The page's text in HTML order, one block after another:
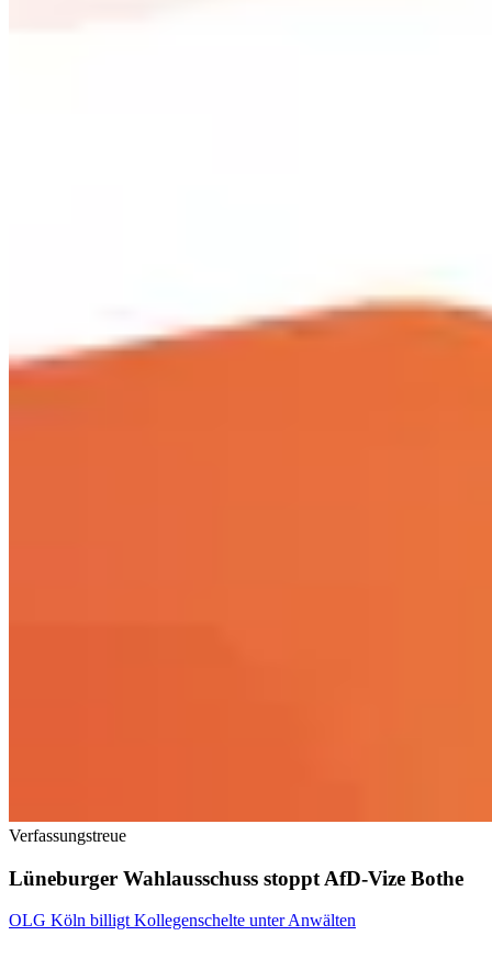
Verfassungstreue
Lüneburger Wahlausschuss stoppt AfD-Vize Bothe
OLG Köln billigt Kollegenschelte unter Anwälten